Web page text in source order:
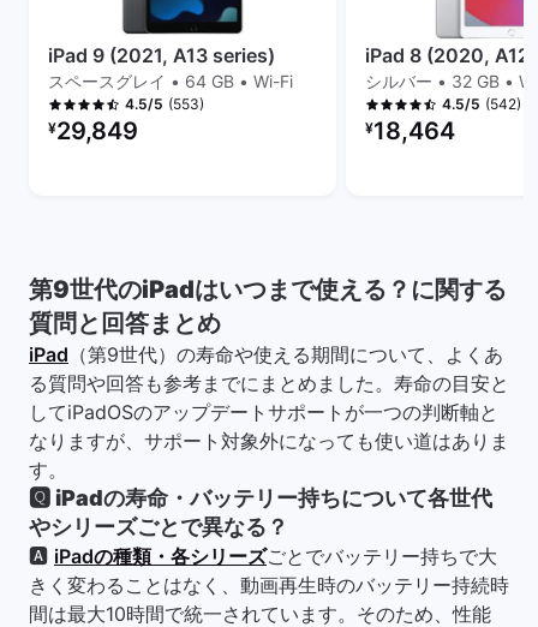
iPad 9 (2021, A13 series)
スペースグレイ • 64 GB • Wi-Fi
4.5/5 (553)
リファービッシュ品の価格：
¥29,849
iPad 8 (2020, A12
シルバー • 32 GB •
4.5/5 (542)
リファービッシュ品の
¥18,464
第9世代のiPadはいつまで使える？に関する
質問と回答まとめ
iPad （第9世代）の寿命や使える期間について、よくあ
る質問や回答も参考までにまとめました。寿命の目安と
してiPadOSのアップデートサポートが一つの判断軸と
なりますが、サポート対象外になっても使い道はありま
す。
🆀 iPadの寿命・バッテリー持ちについて各世代
やシリーズごとで異なる？
🅰 iPadの種類・各シリーズごとでバッテリー持ちで大
きく変わることはなく、動画再生時のバッテリー持続時
間は最大10時間で統一されています。そのため、性能